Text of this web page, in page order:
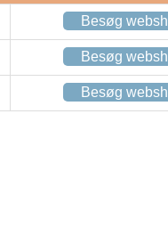
Besøg
Besøg
Besøg